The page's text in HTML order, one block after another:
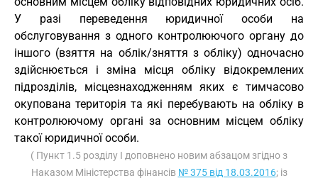
У разі переведення юридичної особи на
обслуговування з одного контролюючого органу до
іншого (взяття на облік/зняття з обліку) одночасно
здійснюється і зміна місця обліку відокремлених
підрозділів, місцезнаходженням яких є тимчасово
окупована територія та які перебувають на обліку в
контролюючому органі за основним місцем обліку
такої юридичної особи.
( Пункт 1.5 розділу I доповнено новим абзацом згідно з
Наказом Міністерства фінансів № 375 від 18.03.2016; із